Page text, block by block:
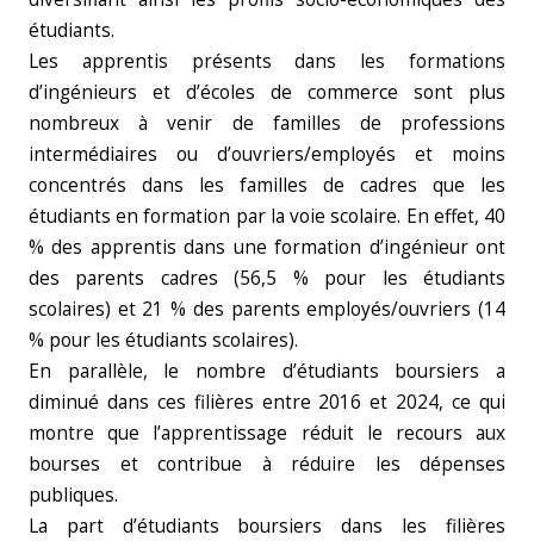
étudiants.
Les apprentis présents dans les formations
d’ingénieurs et d’écoles de commerce sont plus
nombreux à venir de familles de professions
intermédiaires ou d’ouvriers/employés et moins
concentrés dans les familles de cadres que les
étudiants en formation par la voie scolaire. En effet, 40
% des apprentis dans une formation d’ingénieur ont
des parents cadres (56,5 % pour les étudiants
scolaires) et 21 % des parents employés/ouvriers (14
% pour les étudiants scolaires).
En parallèle, le nombre d’étudiants boursiers a
diminué dans ces filières entre 2016 et 2024, ce qui
montre que l’apprentissage réduit le recours aux
bourses et contribue à réduire les dépenses
publiques.
La part d’étudiants boursiers dans les filières